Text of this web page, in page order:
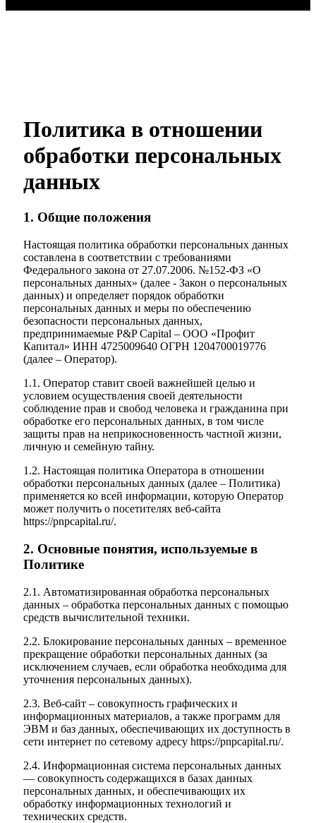
Политика в отношении
обработки персональных
данных
1. Общие положения
Настоящая политика обработки персональных данных
составлена в соответствии с требованиями
Федерального закона от 27.07.2006. №152-ФЗ «О
персональных данных» (далее - Закон о персональных
данных) и определяет порядок обработки
персональных данных и меры по обеспечению
безопасности персональных данных,
предпринимаемые P&P Capital – ООО «Профит
Капитал» ИНН 4725009640 ОГРН 1204700019776
(далее – Оператор).
1.1. Оператор ставит своей важнейшей целью и
условием осуществления своей деятельности
соблюдение прав и свобод человека и гражданина при
обработке его персональных данных, в том числе
защиты прав на неприкосновенность частной жизни,
личную и семейную тайну.
1.2. Настоящая политика Оператора в отношении
обработки персональных данных (далее – Политика)
применяется ко всей информации, которую Оператор
может получить о посетителях веб-сайта
https://pnpcapital.ru/.
2. Основные понятия, используемые в
Политике
2.1. Автоматизированная обработка персональных
данных – обработка персональных данных с помощью
средств вычислительной техники.
2.2. Блокирование персональных данных – временное
прекращение обработки персональных данных (за
исключением случаев, если обработка необходима для
уточнения персональных данных).
2.3. Веб-сайт – совокупность графических и
информационных материалов, а также программ для
ЭВМ и баз данных, обеспечивающих их доступность в
сети интернет по сетевому адресу https://pnpcapital.ru/.
2.4. Информационная система персональных данных
— совокупность содержащихся в базах данных
персональных данных, и обеспечивающих их
обработку информационных технологий и
технических средств.